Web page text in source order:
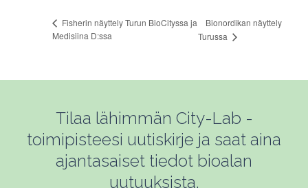
Fisherin näyttely Turun BioCityssa ja
Medisiina D:ssa
Bionordikan näyttely
Turussa
Tilaa lähimmän City-Lab -
toimipisteesi uutiskirje ja saat aina
ajantasaiset tiedot bioalan
uutuuksista.